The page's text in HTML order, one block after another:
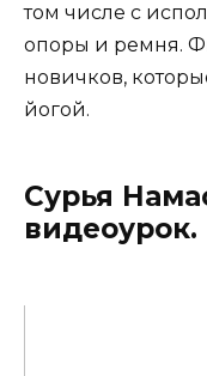
том числе с
опоры и ремня.
новичков,
йогой.
Сурья